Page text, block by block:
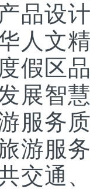
品设
人文
假区
展智
服务
游服
交通